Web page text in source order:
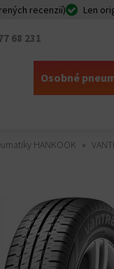
recenzií) Len
68 231
Osobné
HANKOOK